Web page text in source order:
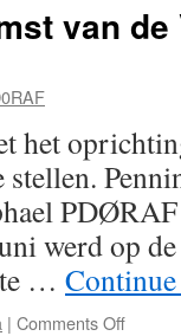
van
het
werd op
…
| Comments Offon